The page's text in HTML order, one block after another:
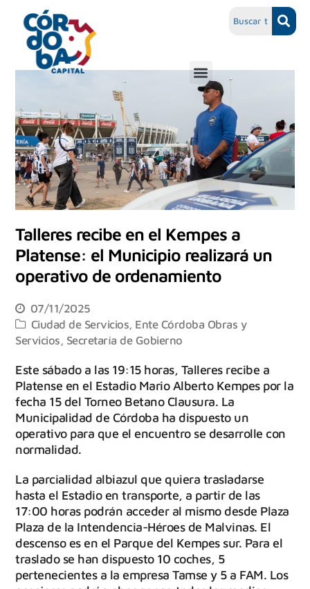
Talleres recibe en el Kempes a
Platense: el Municipio realizará un
operativo de ordenamiento
07/11/2025
Ciudad de Servicios Ente Córdoba Obras y
Servicios Secretaría de Gobierno
Este sábado a las 19:15 horas, Talleres recibe a
Platense en el Estadio Mario Alberto Kempes por la
fecha 15 del Torneo Betano Clausura. La
Municipalidad de Córdoba ha dispuesto un
operativo para que el encuentro se desarrolle con
normalidad.
La parcialidad albiazul que quiera trasladarse
hasta el Estadio en transporte, a partir de las
17:00 horas podrán acceder al mismo desde Plaza
Plaza de la Intendencia-Héroes de Malvinas. El
descenso es en el Parque del Kempes sur. Para el
traslado se han dispuesto 10 coches, 5
pertenecientes a la empresa Tamse y 5 a FAM. Los